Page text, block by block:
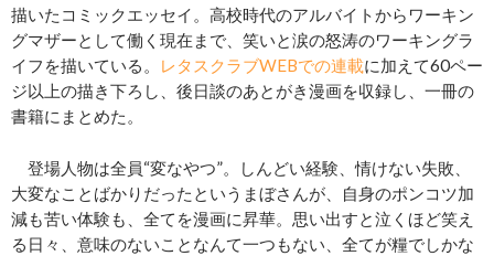
描いたコミックエッセイ。高校時代のアルバイトからワーキン
グマザーとして働く現在まで、笑いと涙の怒涛のワーキングラ
イフを描いている。
レタスクラブWEBでの連載に加えて60ペー
ジ以上の描き下ろし、後日談のあとがき漫画を収録し、一冊の
書籍にまとめた。
登場人物は全員“変なやつ”。しんどい経験、情けない失敗、
大変なことばかりだったというまぼさんが、自身のポンコツ加
減も苦い体験も、全てを漫画に昇華。思い出すと泣くほど笑え
る日々、意味のないことなんて一つもない、全てが糧でしかな